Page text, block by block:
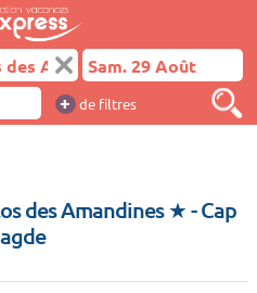
+ de filtres
des Amandines ★- Cap